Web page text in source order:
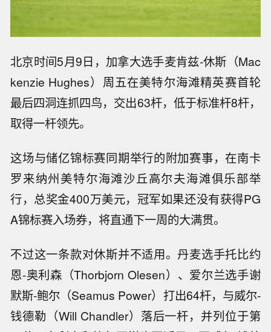
北京时间5月9日，加拿大选手麦肯兹-休斯（Mac
kenzie Hughes）周五在美特尔海滩精英赛首轮
最后四洞连抓四鸟，交出63杆，低于标准杆8杆，
取得一杆领先。
这场与储亿锦标赛同期举行的附加赛事，在南卡
罗来纳州美特尔海滩沙丘高尔夫海滩俱乐部举
行，总奖金400万美元，冠军如果还没有获得PG
A锦标赛入场券，将直通下一周的大满贯。
不过这一条款对休斯并不适用。丹麦选手托比约
恩-奥利森（Thorbjorn Olesen）、爱尔兰选手谢
默斯-鲍尔（Seamus Power）打出64杆，与威尔-
钱德勒（Will Chandler）落后一杆，并列位于第